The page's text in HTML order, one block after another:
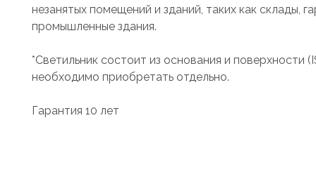
незанятых помещений и зданий, таких как склады,
промышленные здания.
*Светильник состоит из основания и поверхности
необходимо приобретать отдельно.
Гарантия 10 лет